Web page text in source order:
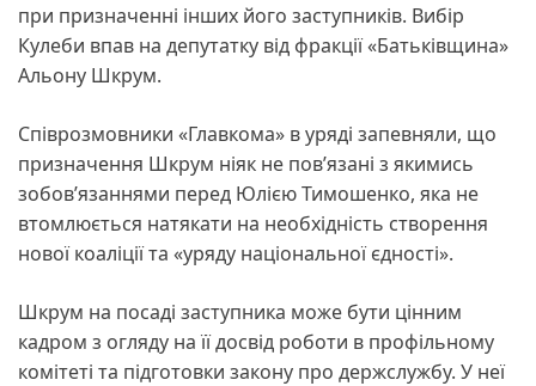
при призначенні інших його заступників. Вибір
Кулеби впав на депутатку від фракції «Батьківщина»
Альону Шкрум.
Співрозмовники «Главкома» в уряді запевняли, що
призначення Шкрум ніяк не пов’язані з якимись
зобов’язаннями перед Юлією Тимошенко, яка не
втомлюється натякати на необхідність створення
нової коаліції та «уряду національної єдності».
Шкрум на посаді заступника може бути цінним
кадром з огляду на її досвід роботи в профільному
комітеті та підготовки закону про держслужбу. У неї